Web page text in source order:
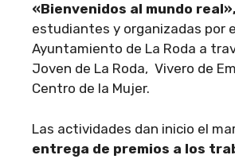
«Bienvenidos al mundo real»,
estudiantes y organizadas por
Ayuntamiento de La Roda a
Joven de La Roda, Vivero de
Centro de la Mujer.
Las actividades dan inicio el
entrega de premios a los